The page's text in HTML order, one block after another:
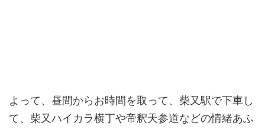
よって、昼間からお時間を取って、柴又駅で下車し
て、柴又ハイカラ横丁や帝釈天参道などの情緒あふ